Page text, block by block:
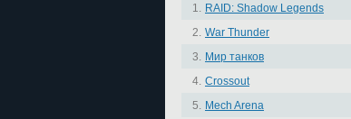
1. RAID: Shadow Legends
2. War Thunder
3. Мир танков
4. Crossout
5. Mech Arena